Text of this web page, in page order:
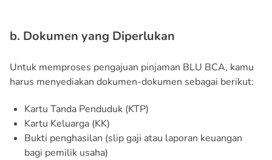
b. Dokumen yang Diperlukan
Untuk memproses pengajuan pinjaman BLU BCA, kamu
harus menyediakan dokumen-dokumen sebagai berikut:
Kartu Tanda Penduduk (KTP)
Kartu Keluarga (KK)
Bukti penghasilan (slip gaji atau laporan keuangan
bagi pemilik usaha)